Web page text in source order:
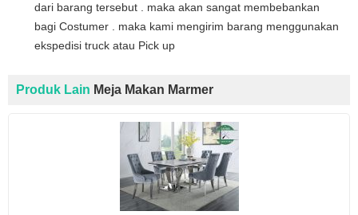
dari barang tersebut . maka akan sangat membebankan
bagi Costumer . maka kami mengirim barang menggunakan
ekspedisi truck atau Pick up
Produk Lain Meja Makan Marmer